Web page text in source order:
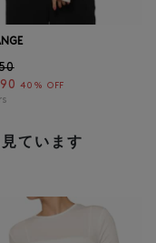
40% OFF
ています